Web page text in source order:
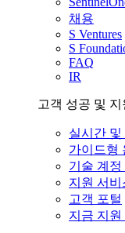
채용
S Ventures
S
FAQ
IR
고객 성공 및 지
실시간
가이드형
기술 계정
지원 서비
고객 포털
지금 지원